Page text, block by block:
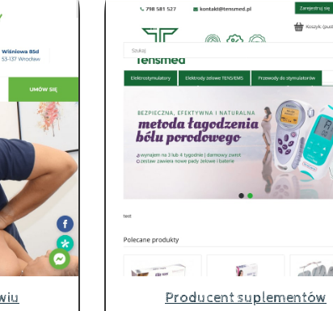
Producent suplementów